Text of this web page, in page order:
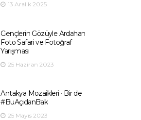
13 Aralık 2025
Gençlerin Gözüyle Ardahan
Foto Safari ve Fotoğraf
Yarışması
25 Haziran 2023
Antakya Mozaikleri · Bir de
#BuAçıdanBak
25 Mayıs 2023